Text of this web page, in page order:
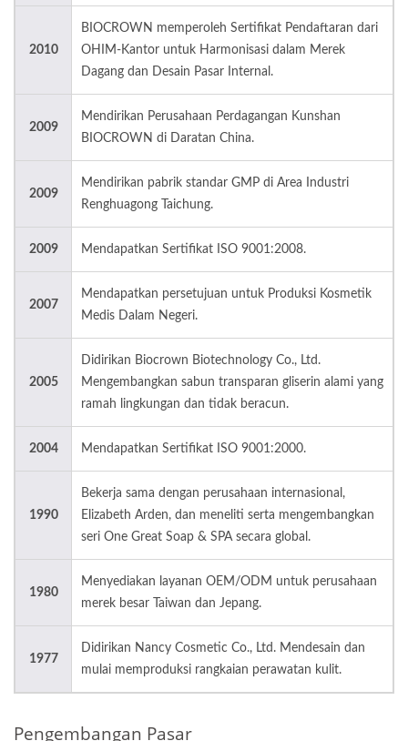
2010
BIOCROWN memperoleh Sertifikat Pendaftaran dari
OHIM-Kantor untuk Harmonisasi dalam Merek
Dagang dan Desain Pasar Internal.
2009
Mendirikan Perusahaan Perdagangan Kunshan
BIOCROWN di Daratan China.
2009
Mendirikan pabrik standar GMP di Area Industri
Renghuagong Taichung.
2009 Mendapatkan Sertifikat ISO 9001:2008.
2007
Mendapatkan persetujuan untuk Produksi Kosmetik
Medis Dalam Negeri.
2005
Didirikan Biocrown Biotechnology Co., Ltd.
Mengembangkan sabun transparan gliserin alami yang
ramah lingkungan dan tidak beracun.
2004 Mendapatkan Sertifikat ISO 9001:2000.
1990
Bekerja sama dengan perusahaan internasional,
Elizabeth Arden, dan meneliti serta mengembangkan
seri One Great Soap & SPA secara global.
1980
Menyediakan layanan OEM/ODM untuk perusahaan
merek besar Taiwan dan Jepang.
1977
Didirikan Nancy Cosmetic Co., Ltd. Mendesain dan
mulai memproduksi rangkaian perawatan kulit.
Pengembangan Pasar